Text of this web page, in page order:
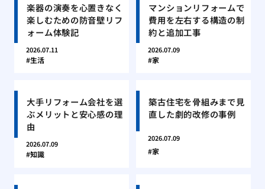
楽器の演奏を心置きなく
楽しむための防音壁リフ
ォーム体験記
2026.07.11
生活
マンションリフォームで
費用を左右する構造の制
約と追加工事
2026.07.09
家
大手リフォーム会社を選
ぶメリットと安心感の理
由
2026.07.09
知識
築古住宅を骨組みまで見
直した劇的改修の事例
2026.07.09
家